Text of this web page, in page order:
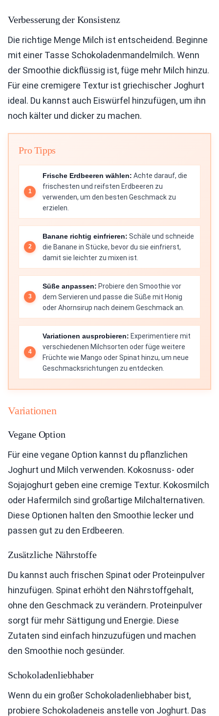
Verbesserung der Konsistenz
Die richtige Menge Milch ist entscheidend. Beginne
mit einer Tasse Schokoladenmandelmilch. Wenn
der Smoothie dickflüssig ist, füge mehr Milch hinzu.
Für eine cremigere Textur ist griechischer Joghurt
ideal. Du kannst auch Eiswürfel hinzufügen, um ihn
noch kälter und dicker zu machen.
Pro Tipps
Frische Erdbeeren wählen: Achte darauf, die
frischesten und reifsten Erdbeeren zu
verwenden, um den besten Geschmack zu
erzielen.
Banane richtig einfrieren: Schäle und schneide
die Banane in Stücke, bevor du sie einfrierst,
damit sie leichter zu mixen ist.
Süße anpassen: Probiere den Smoothie vor
dem Servieren und passe die Süße mit Honig
oder Ahornsirup nach deinem Geschmack an.
Variationen ausprobieren: Experimentiere mit
verschiedenen Milchsorten oder füge weitere
Früchte wie Mango oder Spinat hinzu, um neue
Geschmacksrichtungen zu entdecken.
Variationen
Vegane Option
Für eine vegane Option kannst du pflanzlichen
Joghurt und Milch verwenden. Kokosnuss- oder
Sojajoghurt geben eine cremige Textur. Kokosmilch
oder Hafermilch sind großartige Milchalternativen.
Diese Optionen halten den Smoothie lecker und
passen gut zu den Erdbeeren.
Zusätzliche Nährstoffe
Du kannst auch frischen Spinat oder Proteinpulver
hinzufügen. Spinat erhöht den Nährstoffgehalt,
ohne den Geschmack zu verändern. Proteinpulver
sorgt für mehr Sättigung und Energie. Diese
Zutaten sind einfach hinzuzufügen und machen
den Smoothie noch gesünder.
Schokoladenliebhaber
Wenn du ein großer Schokoladenliebhaber bist,
probiere Schokoladeneis anstelle von Joghurt. Das